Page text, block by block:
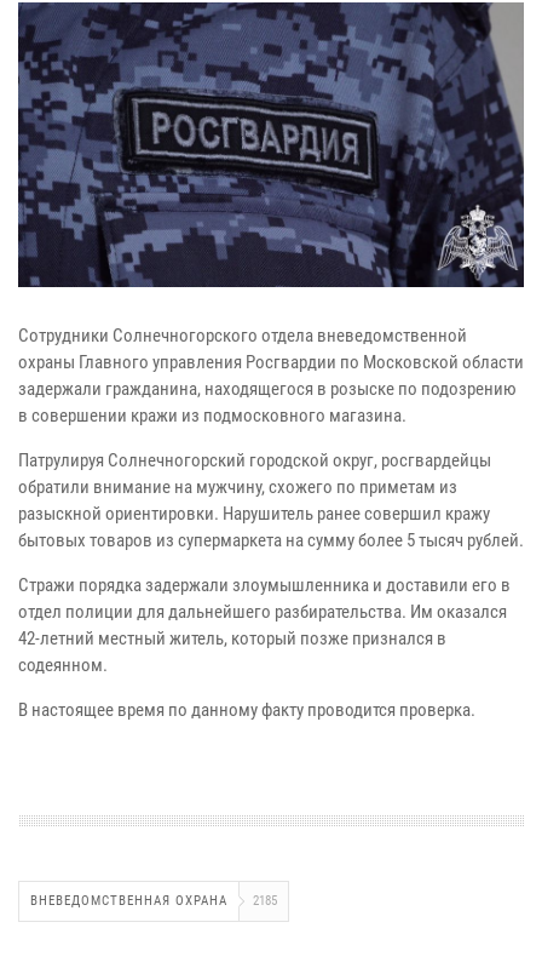
Сотрудники Солнечногорского отдела вневедомственной
охраны Главного управления Росгвардии по Московской области
задержали гражданина, находящегося в розыске по подозрению
в совершении кражи из подмосковного магазина.
Патрулируя Солнечногорский городской округ, росгвардейцы
обратили внимание на мужчину, схожего по приметам из
разыскной ориентировки. Нарушитель ранее совершил кражу
бытовых товаров из супермаркета на сумму более 5 тысяч рублей.
Стражи порядка задержали злоумышленника и доставили его в
отдел полиции для дальнейшего разбирательства. Им оказался
42-летний местный житель, который позже признался в
содеянном.
В настоящее время по данному факту проводится проверка.
ВНЕВЕДОМСТВЕННАЯ ОХРАНА 2185